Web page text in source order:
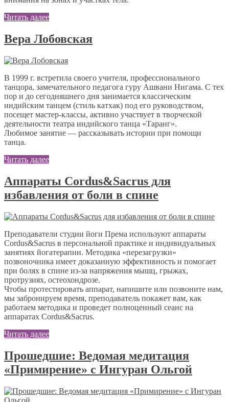
Читать далее
Вера Лобовская
В 1999 г. встретила своего учителя, профессионального
танцора, замечательного педагога гуру Ашвани Нигама. С тех
пор и до сегодняшнего дня занимается классическим
индийским танцем (стиль катхак) под его руководством,
посещет мастер-классы, активно участвует в творческой
деятельности театра индийского танца «Таранг».
Любимое занятие — рассказывать истории при помощи
танца.
Читать далее
Аппараты Cordus&Sacrus для
избавления от боли в спине
Преподаватели студии йоги Према используют аппараты
Cordus&Sacrus в персональной практике и индивидуальных
занятиях йогатерапии. Методика «перезагрузки»
позвоночника имеет доказанную эффективность и помогает
при болях в спине из-за напряжения мышц, грыжах,
протрузиях, остеохондрозе.
Чтобы протестировать аппарат, напишите или позвоните нам,
мы забронируем время, преподаватель покажет вам, как
работаем методика и проведет полноценный сеанс на
аппаратах Cordus&Sacrus.
Читать далее
Прошедшие: Ведомая медитация
«Примирение» с Ингуран Ольгой